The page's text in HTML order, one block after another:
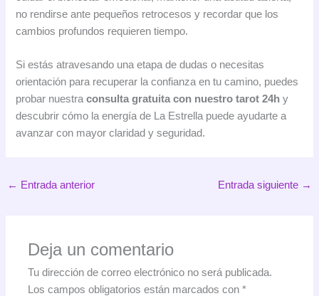
no rendirse ante pequeños retrocesos y recordar que los
cambios profundos requieren tiempo.
Si estás atravesando una etapa de dudas o necesitas
orientación para recuperar la confianza en tu camino, puedes
probar nuestraconsulta gratuita con nuestro tarot 24h y
descubrir cómo la energía de La Estrella puede ayudarte a
avanzar con mayor claridad y seguridad.
← Entrada anterior Entrada siguiente →
Deja un comentario
Tu dirección de correo electrónico no será publicada.
Los campos obligatorios están marcados con*